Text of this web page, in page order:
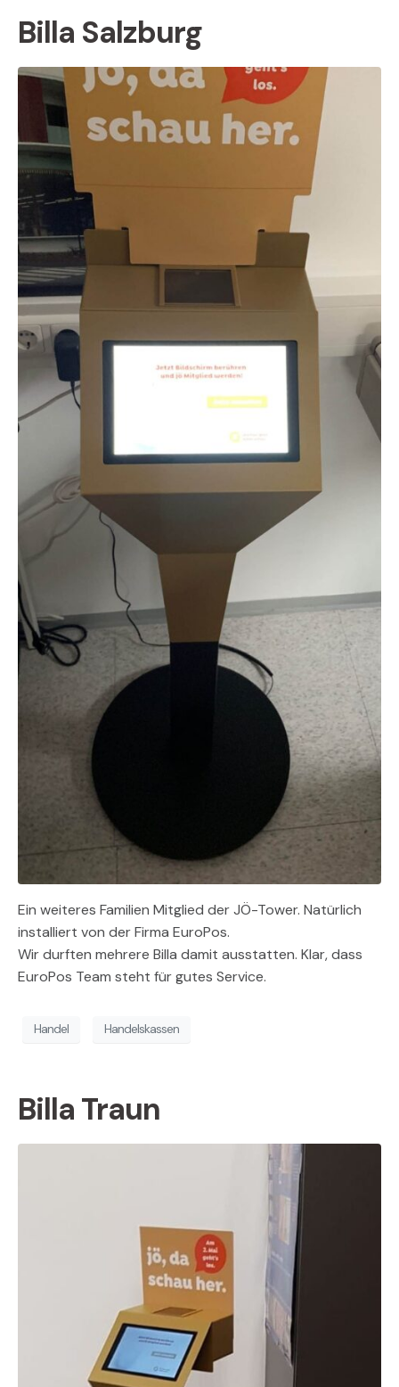
Billa Salzburg
Ein weiteres Familien Mitglied der JÖ-Tower. Natürlich
installiert von der Firma EuroPos.
Wir durften mehrere Billa damit ausstatten. Klar, dass
EuroPos Team steht für gutes Service.
Handel Handelskassen
Billa Traun